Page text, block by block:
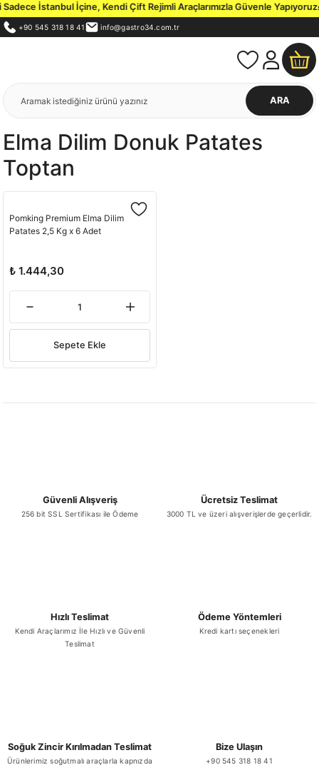
İstanbul İçine, Kendi Çift Rejimli Araçlarımızla Güvenle Yapıyoruz.
+90 545 318 18 41 info@gastro34.com.tr
ARA
Elma Dilim Donuk Patates
Toptan
Pomking Premium Elma Dilim
Patates 2,5 Kg x 6 Adet
₺ 1.444,30
Sepete Ekle
Güvenli Alışveriş
256 bit SSL Sertifikası ile Ödeme
Ücretsiz Teslimat
3000 TL ve üzeri alışverişlerde geçerlidir.
Hızlı Teslimat
Kendi Araçlarımız İle Hızlı ve Güvenli
Teslimat
Ödeme Yöntemleri
Kredi kartı seçenekleri
Soğuk Zincir Kırılmadan Teslimat
Ürünlerimiz soğutmalı araçlarla kapnızda
Bize Ulaşın
+90 545 318 18 41